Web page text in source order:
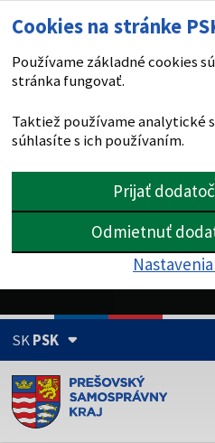
Cookies na stránke
Používame základné cookies
stránka fungovať.
Taktiež používame analytické
súhlasíte s ich používaním.
Prijať
Odmietnuť
SKPSK
Doména psk.sk je oficiálna
Toto je oficiálna webová